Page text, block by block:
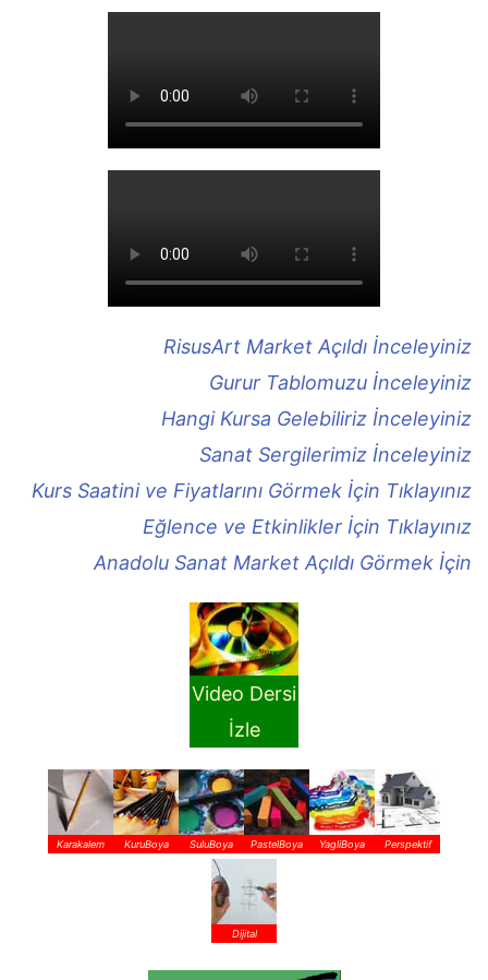
RisusArt Market Açıldı İnceleyiniz
Gurur Tablomuzu İnceleyiniz
Hangi Kursa Gelebiliriz İnceleyiniz
Sanat Sergilerimiz İnceleyiniz
Kurs Saatini ve Fiyatlarını Görmek İçin Tıklayınız
Eğlence ve Etkinlikler İçin Tıklayınız
Anadolu Sanat Market Açıldı Görmek İçin
Video Dersi
İzle
Karakalem KuruBoya SuluBoya PastelBoya YagliBoya Perspektif
Dijital